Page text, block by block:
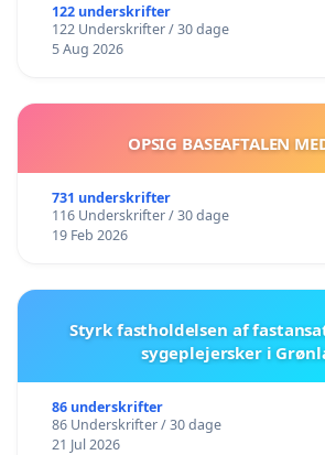
122 underskrifter
122 Underskrifter / 30 dage
5 Aug 2026
OPSIG BASEAFTALEN
731 underskrifter
116 Underskrifter / 30 dage
19 Feb 2026
Styrk fastholdelsen af
sygeplejersker i
86 underskrifter
86 Underskrifter / 30 dage
21 Jul 2026